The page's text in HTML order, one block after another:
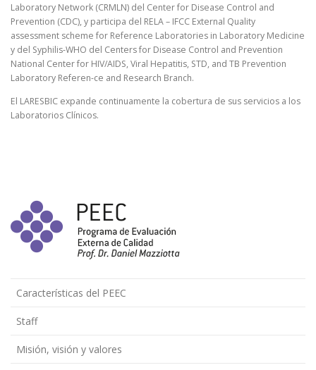
Laboratory Network (CRMLN) del Center for Disease Control and
Prevention (CDC), y participa del RELA – IFCC External Quality
assessment scheme for Reference Laboratories in Laboratory Medicine
y del Syphilis-WHO del Centers for Disease Control and Prevention
National Center for HIV/AIDS, Viral Hepatitis, STD, and TB Prevention
Laboratory Referen-ce and Research Branch.
El LARESBIC expande continuamente la cobertura de sus servicios a los
Laboratorios Clínicos.
Características del PEEC
Staff
Misión, visión y valores